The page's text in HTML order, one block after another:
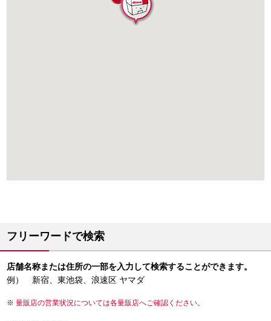
フリーワードで検索
店舗名称または住所の一部を入力して検索することができます。
例） 新宿、東池袋、浪速区 ヤマダ
量販店の営業状況については各量販店へご確認ください。